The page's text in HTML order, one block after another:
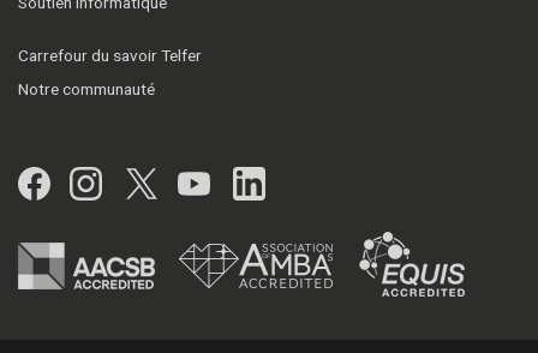
Carrefour du savoir Telfer
Notre communauté
Facebook
Instagram
Twitter
YouTubeLinkedIn